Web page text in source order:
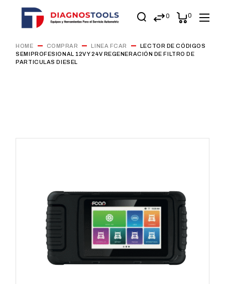
0 0
HOME COMPRAR LINEA FCAR
LECTOR DE CÓDIGOS
SEMIPROFESIONAL 12V Y 24V REGENERACIÓN DE FILTRO DE
PARTICULAS DIESEL